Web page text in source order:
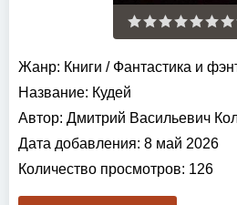
Жанр: Книги / Фантастика и
Название: Кудей
Автор: Дмитрий Васильевич
Дата добавления: 8 май 2026
Количество просмотров: 126